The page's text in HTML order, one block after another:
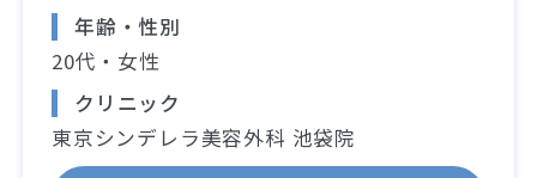
年齢・性別
20代・女性
クリニック
東京シンデレラ美容外科 池袋院